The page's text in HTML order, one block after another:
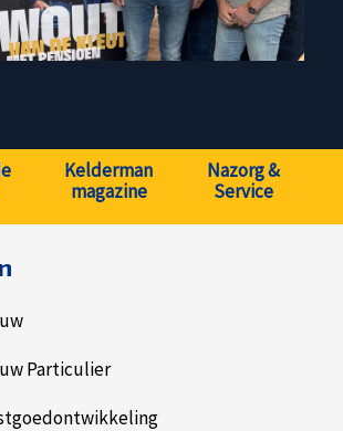
Kelderman
magazine
Nazorg &
Service
Particulier